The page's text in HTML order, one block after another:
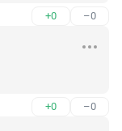
+0 –0
+0 –0